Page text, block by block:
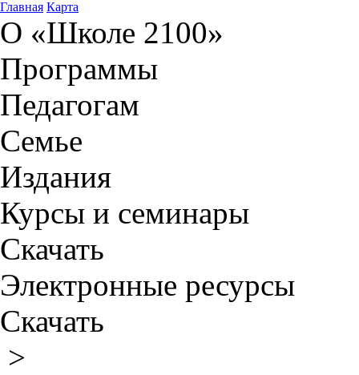
Главная Карта
О «Школе 2100»
Программы
Педагогам
Семье
Издания
Курсы и семинары
Скачать
Электронные ресурсы
Скачать
>